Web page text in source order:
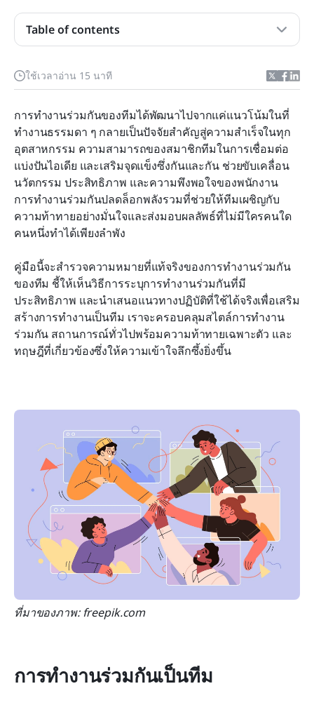
ใช้เวลาอ่าน 15 นาที
การทำงานร่วมกันของทีมได้พัฒนาไปจากแค่แนวโน้มในที่
ทำงานธรรมดา ๆ กลายเป็นปัจจัยสำคัญสู่ความสำเร็จในทุก
อุตสาหกรรม ความสามารถของสมาชิกทีมในการเชื่อมต่อ
แบ่งปันไอเดีย และเสริมจุดแข็งซึ่งกันและกัน ช่วยขับเคลื่อน
นวัตกรรม ประสิทธิภาพ และความพึงพอใจของพนักงาน
การทำงานร่วมกันปลดล็อกพลังรวมที่ช่วยให้ทีมเผชิญกับ
ความท้าทายอย่างมั่นใจและส่งมอบผลลัพธ์ที่ไม่มีใครคนใด
คนหนึ่งทำได้เพียงลำพัง
คู่มือนี้จะสำรวจความหมายที่แท้จริงของการทำงานร่วมกัน
ของทีม ชี้ให้เห็นวิธีการระบุการทำงานร่วมกันที่มี
ประสิทธิภาพ และนำเสนอแนวทางปฏิบัติที่ใช้ได้จริงเพื่อเสริม
สร้างการทำงานเป็นทีม เราจะครอบคลุมสไตล์การทำงาน
ร่วมกัน สถานการณ์ทั่วไปพร้อมความท้าทายเฉพาะตัว และ
ทฤษฎีที่เกี่ยวข้องซึ่งให้ความเข้าใจลึกซึ้งยิ่งขึ้น
ที่มาของภาพ: freepik.com
การทำงานร่วมกันเป็นทีม
Table of contents
กันอย่างแพร่หลายในความร่วมมือของทีม
กันในที่ทำงาน
ทุกที่ทำงาน
วิธีที่ Lark ส่งเสริมการทำงานร่วมกันของทีมสำหรับ
ทีมสมัยใหม่
คำถามที่พบบ่อย
บทสรุป: การส่งเสริมวัฒนธรรมการทำงานร่วมกันด้วย
ทัศนคติและเครื่องมือที่เหมาะสม
การอ่านที่เกี่ยวข้อง